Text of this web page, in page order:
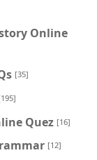
Online
[35]
Quez [16]
[12]